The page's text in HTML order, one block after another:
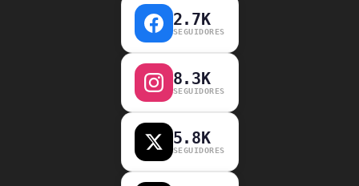
2.7K
SEGUIDORES
8.3K
SEGUIDORES
5.8K
SEGUIDORES